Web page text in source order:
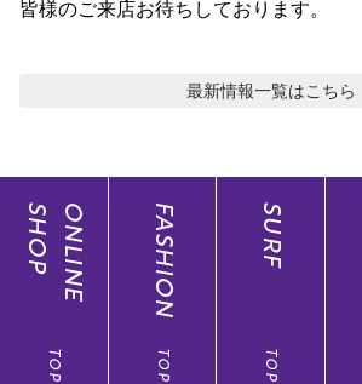
ポイント・クーポンもこのアプ
皆様のご来店お待ちしております。
最新情報一覧はこちら
ONLINE
SHOP
TOP
FASHION
TOP
SURF
TOP